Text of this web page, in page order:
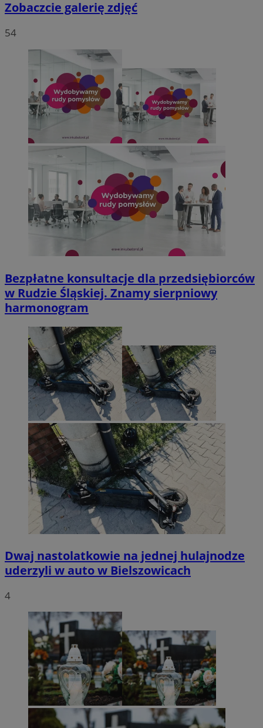
Zobaczcie galerię zdjęć
54
Bezpłatne konsultacje dla przedsiębiorców
w Rudzie Śląskiej. Znamy sierpniowy
harmonogram
Dwaj nastolatkowie na jednej hulajnodze
uderzyli w auto w Bielszowicach
4